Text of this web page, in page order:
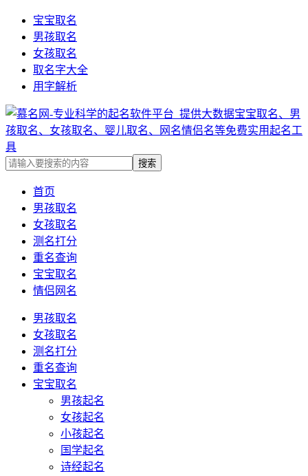
宝宝取名
男孩取名
女孩取名
取名字大全
用字解析
首页
男孩取名
女孩取名
测名打分
重名查询
宝宝取名
情侣网名
男孩取名
女孩取名
测名打分
重名查询
宝宝取名
男孩起名
女孩起名
小孩起名
国学起名
诗经起名